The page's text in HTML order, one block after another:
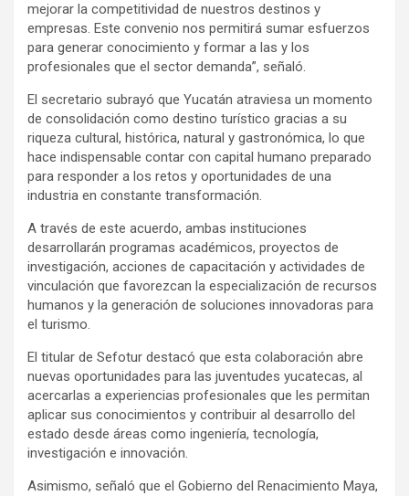
mejorar la competitividad de nuestros destinos y
empresas. Este convenio nos permitirá sumar esfuerzos
para generar conocimiento y formar a las y los
profesionales que el sector demanda”, señaló.
El secretario subrayó que Yucatán atraviesa un momento
de consolidación como destino turístico gracias a su
riqueza cultural, histórica, natural y gastronómica, lo que
hace indispensable contar con capital humano preparado
para responder a los retos y oportunidades de una
industria en constante transformación.
A través de este acuerdo, ambas instituciones
desarrollarán programas académicos, proyectos de
investigación, acciones de capacitación y actividades de
vinculación que favorezcan la especialización de recursos
humanos y la generación de soluciones innovadoras para
el turismo.
El titular de Sefotur destacó que esta colaboración abre
nuevas oportunidades para las juventudes yucatecas, al
acercarlas a experiencias profesionales que les permitan
aplicar sus conocimientos y contribuir al desarrollo del
estado desde áreas como ingeniería, tecnología,
investigación e innovación.
Asimismo, señaló que el Gobierno del Renacimiento Maya,